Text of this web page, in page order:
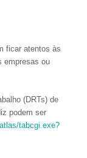
ficar atentos às
empresas ou
(DRTs) de
podem ser
tabcgi.exe?